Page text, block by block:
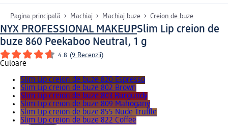
Pagina principală Machiaj Machiaj buze Creion de buze
NYX PROFESSIONAL MAKEUPSlim Lip creion de
buze 860 Peekaboo Neutral, 1 g
4.8 (9 Recenzii)
Culoare
Slim Lip creion de buze 820 Espresso
Slim Lip creion de buze 802 Brown
Slim Lip creion de buze 803 Burgundy
Slim Lip creion de buze 809 Mahogany
Slim Lip creion de buze 855 Nude Truffle
Slim Lip creion de buze 822 Coffee